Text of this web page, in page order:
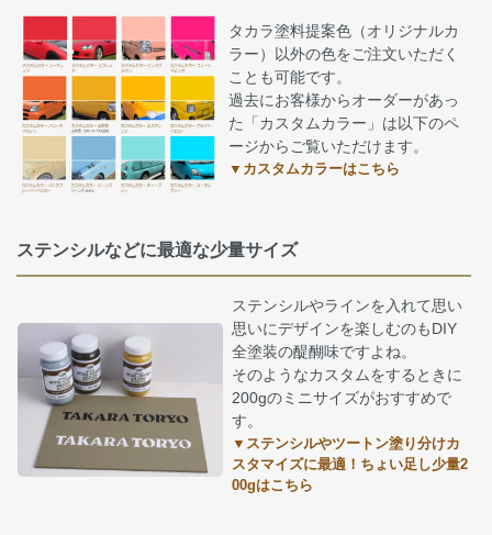
タカラ塗料提案色（オリジナルカ
ラー）以外の色をご注文いただく
ことも可能です。
過去にお客様からオーダーがあっ
た「カスタムカラー」は以下のペ
ージからご覧いただけます。
▼カスタムカラーはこちら
ステンシルなどに最適な少量サイズ
ステンシルやラインを入れて思い
思いにデザインを楽しむのもDIY
全塗装の醍醐味ですよね。
そのようなカスタムをするときに
200gのミニサイズがおすすめで
す。
▼ステンシルやツートン塗り分けカ
スタマイズに最適！ちょい足し少量2
00gはこちら